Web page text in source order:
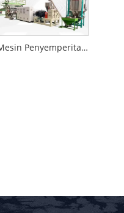
Mesin Penyemperitan Lembaran Plastik ABS